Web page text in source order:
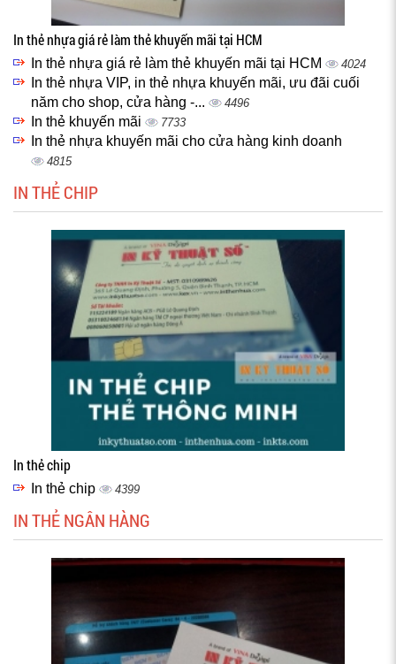
In thẻ nhựa giá rẻ làm thẻ khuyến mãi tại HCM
In thẻ nhựa giá rẻ làm thẻ khuyến mãi tại HCM 4024
In thẻ nhựa VIP, in thẻ nhựa khuyến mãi, ưu đãi cuối
năm cho shop, cửa hàng -...
4496
In thẻ khuyến mãi 7733
In thẻ nhựa khuyến mãi cho cửa hàng kinh doanh
4815
IN THẺ CHIP
In thẻ chip
In thẻ chip 4399
IN THẺ NGÂN HÀNG